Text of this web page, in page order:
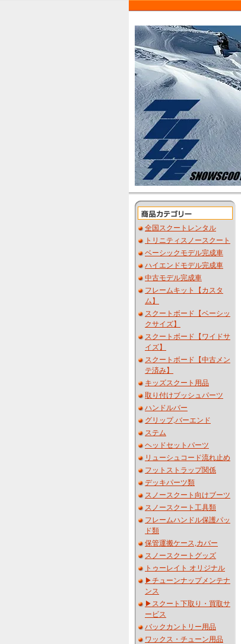
全国スクートレンタル
トリニティスノースクート
ベーシックモデル完成車
ハイエンドモデル完成車
中古モデル完成車
フレームキット【カスタ
ム】
スクートボード【ベーシッ
クサイズ】
スクートボード【ワイドサ
イズ】
スクートボード【中古メン
テ済み】
キッズスクート用品
取り付けブッシュパーツ
ハンドルバー
グリップ,バーエンド
ステム
ヘッドセットパーツ
リューシュコード流れ止め
フットストラップ関係
デッキパーツ類
スノースクート向けブーツ
スノースクート工具類
フレームハンドル保護パッ
ド類
保管運搬ケース,カバー
スノースクートグッズ
トゥーレイト オリジナル
▶︎チューンナップメンテナ
ンス
▶︎スクート下取り・買取サ
ービス
バックカントリー用品
ワックス・チューン用品